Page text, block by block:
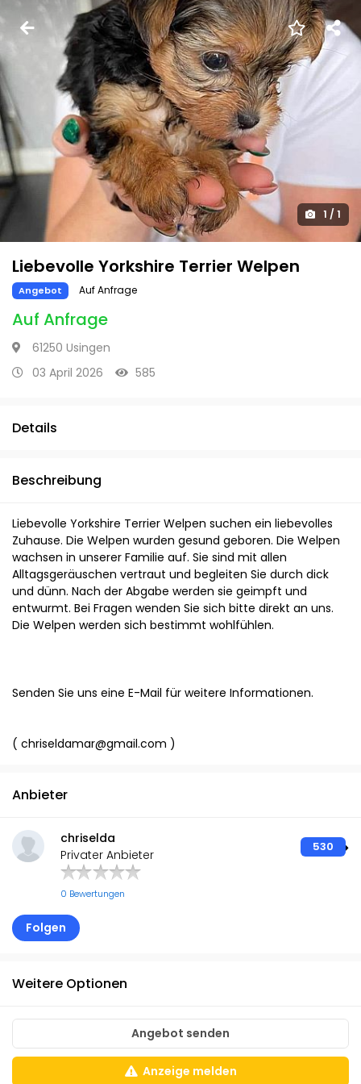
1 / 1
Liebevolle Yorkshire Terrier Welpen
Angebot Auf Anfrage
Auf Anfrage
61250 Usingen
03 April 2026
585
Details
Beschreibung
Liebevolle Yorkshire Terrier Welpen suchen ein liebevolles
Zuhause. Die Welpen wurden gesund geboren. Die Welpen
wachsen in unserer Familie auf. Sie sind mit allen
Alltagsgeräuschen vertraut und begleiten Sie durch dick
und dünn. Nach der Abgabe werden sie geimpft und
entwurmt. Bei Fragen wenden Sie sich bitte direkt an uns.
Die Welpen werden sich bestimmt wohlfühlen.
Senden Sie uns eine E-Mail für weitere Informationen.
( chriseldamar@gmail.com )
Anbieter
Folgen
chriselda
Privater Anbieter
0 Bewertungen
530
Weitere Optionen
Angebot senden
Anzeige melden